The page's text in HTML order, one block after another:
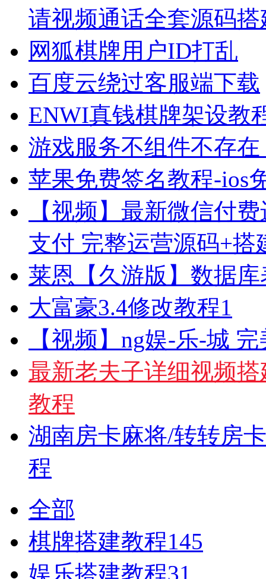
请视频通话全套源码
网狐棋牌用户ID打乱
百度云绕过客服端下载
ENWI真钱棋牌架设教
游戏服务不组件不存
苹果免费签名教程-ios
【视频】最新微信付
支付 完整运营源码+搭
莱恩【久游版】数据
大富豪3.4修改教程1
【视频】ng娱-乐-城
最新老夫子详细视频
教程
湖南房卡麻将/转转房
程
全部
棋牌搭建教程145
娱乐搭建教程31